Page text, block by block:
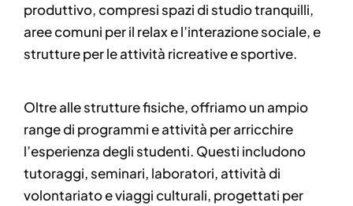
produttivo, compresi spazi di studio tranquilli,
aree comuni per il relax e l’interazione sociale, e
strutture per le attività ricreative e sportive.
Oltre alle strutture fisiche, offriamo un ampio
range di programmi e attività per arricchire
l’esperienza degli studenti. Questi includono
tutoraggi, seminari, laboratori, attività di
volontariato e viaggi culturali, progettati per